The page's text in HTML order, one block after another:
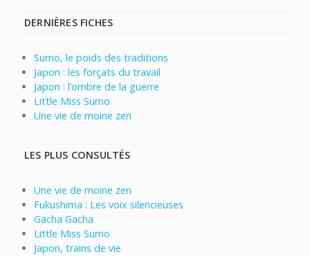
DERNIÈRES FICHES
Sumo, le poids des traditions
Japon : les forçats du travail
Japon : l’ombre de la guerre
Little Miss Sumo
Une vie de moine zen
LES PLUS CONSULTÉS
Une vie de moine zen
Fukushima : Les voix silencieuses
Gacha Gacha
Little Miss Sumo
Japon, trains de vie